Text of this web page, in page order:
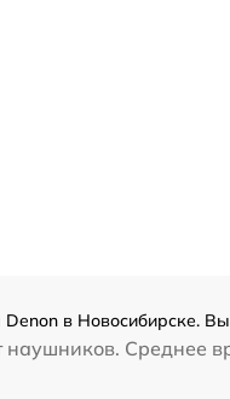
в Новосибирске.
Среднее